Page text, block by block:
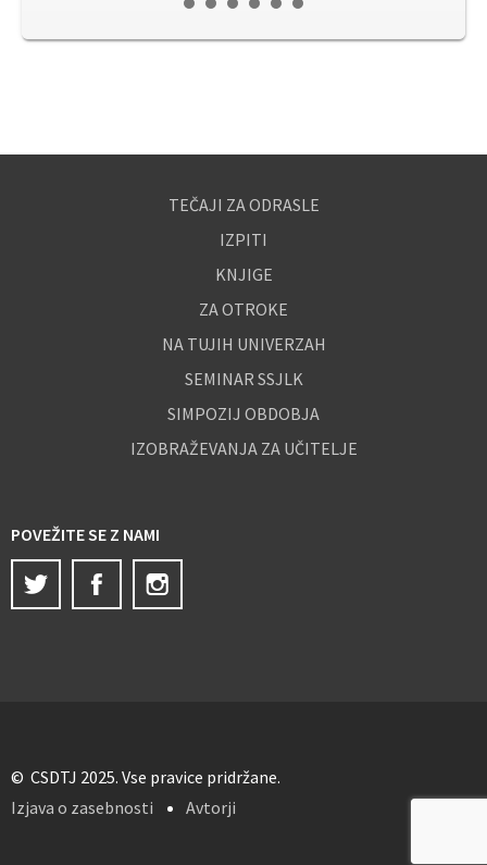
TEČAJI ZA ODRASLE
IZPITI
KNJIGE
ZA OTROKE
NA TUJIH UNIVERZAH
SEMINAR SSJLK
SIMPOZIJ OBDOBJA
IZOBRAŽEVANJA ZA UČITELJE
POVEŽITE SE Z NAMI
Twitter
Facebook
© CSDTJ 2025. Vse pravice pridržane.
Izjava o zasebnosti
Avtorji